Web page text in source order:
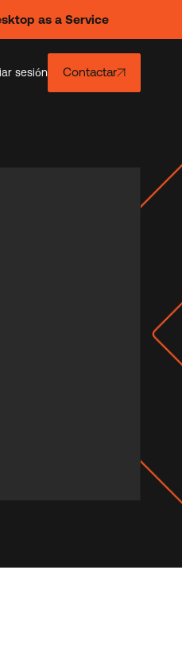
as a Service
sesión Contactar